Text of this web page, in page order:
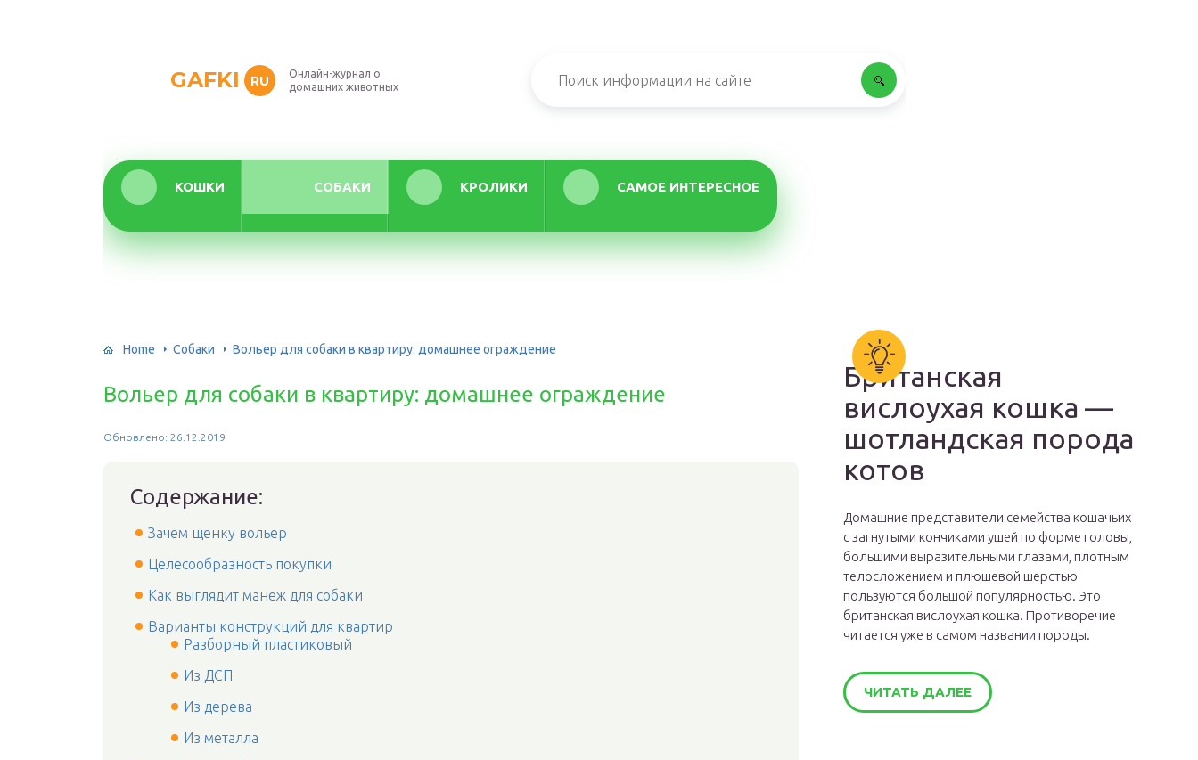
GAFKI RU
Онлайн-журнал о
домашних животных
КОШКИ СОБАКИ КРОЛИКИ САМОЕ ИНТЕРЕСНОЕ
Home Собаки Вольер для собаки в квартиру: домашнее ограждение
Вольер для собаки в квартиру: домашнее ограждение
Обновлено: 26.12.2019
Содержание:
Зачем щенку вольер
Целесообразность покупки
Как выглядит манеж для собаки
Варианты конструкций для квартир
Разборный пластиковый
Из ДСП
Из дерева
Из металла
Британская
вислоухая кошка —
шотландская порода
котов
Домашние представители семейства кошачьих
с загнутыми кончиками ушей по форме головы,
большими выразительными глазами, плотным
телосложением и плюшевой шерстью
пользуются большой популярностью. Это
британская вислоухая кошка. Противоречие
читается уже в самом названии породы.
ЧИТАТЬ ДАЛЕЕ